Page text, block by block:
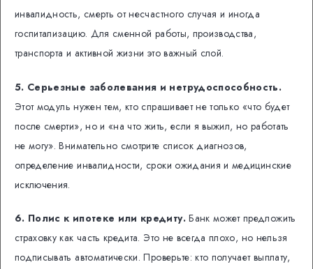
инвалидность, смерть от несчастного случая и иногда
госпитализацию. Для сменной работы, производства,
транспорта и активной жизни это важный слой.
5. Серьезные заболевания и нетрудоспособность.
Этот модуль нужен тем, кто спрашивает не только «что будет
после смерти», но и «на что жить, если я выжил, но работать
не могу». Внимательно смотрите список диагнозов,
определение инвалидности, сроки ожидания и медицинские
исключения.
6. Полис к ипотеке или кредиту.Банк может предложить
страховку как часть кредита. Это не всегда плохо, но нельзя
подписывать автоматически. Проверьте: кто получает выплату,